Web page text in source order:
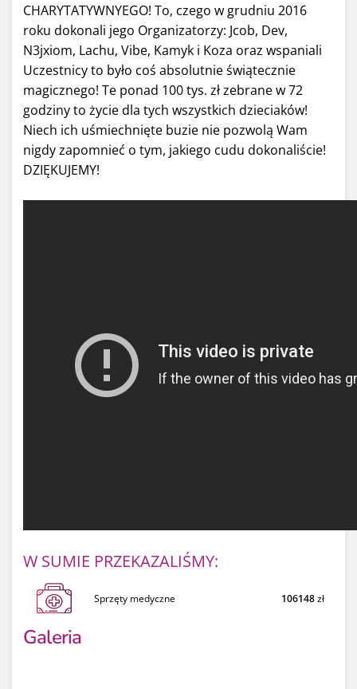
CHARYTATYWNYEGO! To, czego w grudniu 2016
roku dokonali jego Organizatorzy: Jcob, Dev,
N3jxiom, Lachu, Vibe, Kamyk i Koza oraz wspaniali
Uczestnicy to było coś absolutnie świątecznie
magicznego! Te ponad 100 tys. zł zebrane w 72
godziny to życie dla tych wszystkich dzieciaków!
Niech ich uśmiechnięte buzie nie pozwolą Wam
nigdy zapomnieć o tym, jakiego cudu dokonaliście!
DZIĘKUJEMY!
W SUMIE PRZEKAZALIŚMY:
Sprzęty medyczne 106148zł
Galeria